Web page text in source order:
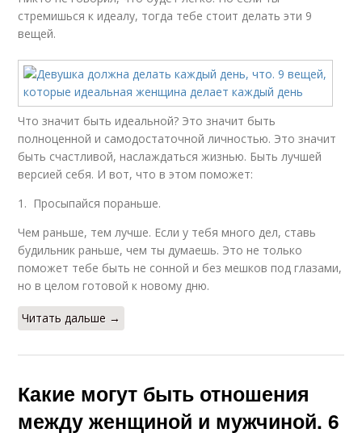
стремишься к идеалу, тогда тебе стоит делать эти 9
вещей.
Что значит быть идеальной? Это значит быть
полноценной и самодостаточной личностью. Это значит
быть счастливой, наслаждаться жизнью. Быть лучшей
версией себя. И вот, что в этом поможет:
1. Просыпайся пораньше.
Чем раньше, тем лучше. Если у тебя много дел, ставь
будильник раньше, чем ты думаешь. Это не только
поможет тебе быть не сонной и без мешков под глазами,
но в целом готовой к новому дню.
Читать дальше →
Какие могут быть отношения
между женщиной и мужчиной. 6